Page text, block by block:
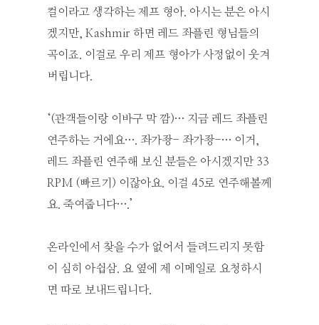
컬이라고 생각하는 제프 형아. 아시는 분은 아시
겠지만, Kashmir 하면 레드 좌플린 형님들의
곡이죠. 이걸로 우리 제프 형아가 사정없이 웃겨
버립니다.
‘(관객들이랑 이바구 막 깜)… 지금 레드 좌플린
연주하는 거에요…. 좌가좡- 좌가좡-… 이거,
레드 좌플린 연주해 보신 분들은 아시겠지만 33
RPM (빠르기) 이잖아요. 이걸 45로 연주해볼께
요. 죽여줍니다….’
온라인에서 찾을 수가 없어서 들려드리지 못함
이 심히 아쉽삼. 요 옆에 제 이메일로 요청하시
면 따로 보내드립니다.